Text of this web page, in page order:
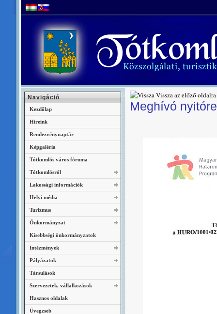
Vissza az előző oldalra
Meghívó
Navigáció
Kezdőlap
Híreink
Rendezvénynaptár
Képgaléria
Tótkomlós város fóruma
Tótkomlósról
Lakossági információk
Helyi média
Turizmus
Önkormányzat
Kisebbségi önkormányzatok
Intézmények
Pályázatok
Társulások
Szervezetek, vállalkozások
Hasznos oldalak
Üvegzseb